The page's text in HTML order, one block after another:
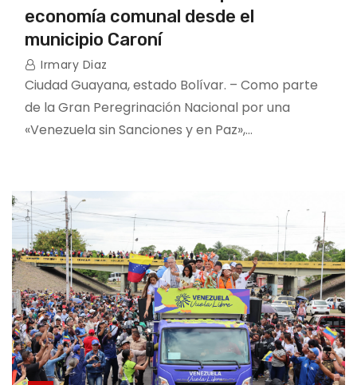
economía comunal desde el
municipio Caroní
Irmary Diaz
Ciudad Guayana, estado Bolívar. – Como parte
de la Gran Peregrinación Nacional por una
«Venezuela sin Sanciones y en Paz»,…